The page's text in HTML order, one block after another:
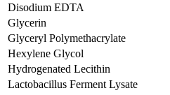
Disodium EDTA
Glycerin
Glyceryl Polymethacrylate
Hexylene Glycol
Hydrogenated Lecithin
Lactobacillus Ferment Lysate